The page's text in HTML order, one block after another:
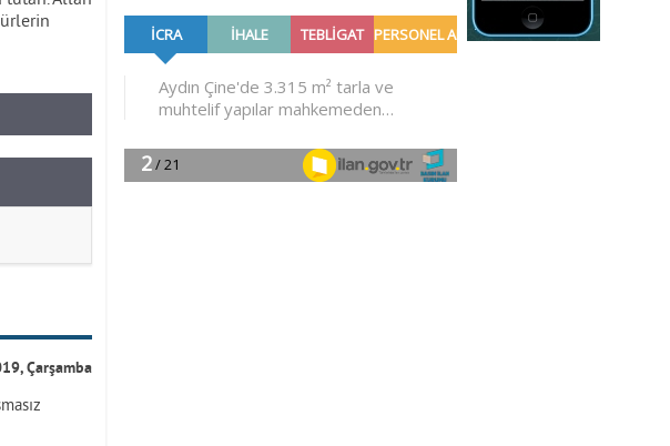
Çarşamba
Furkan SARICA
GÜNDEMDE NELER
OLMALI?